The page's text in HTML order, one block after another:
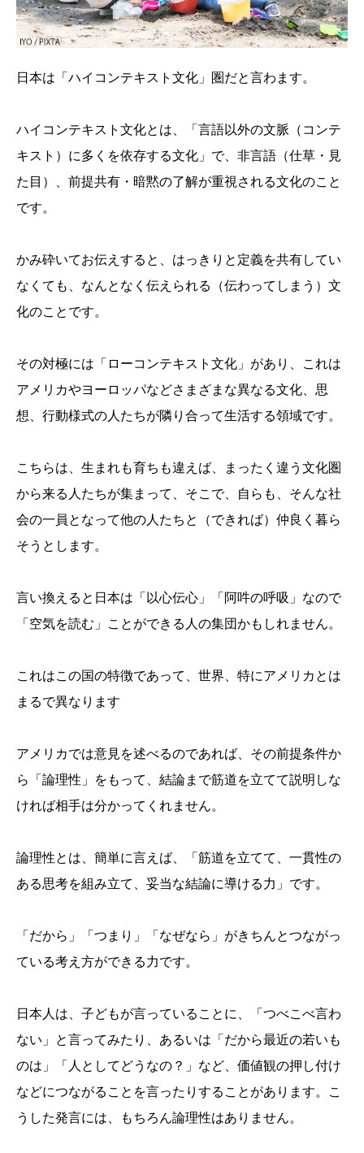
日本は「ハイコンテキスト文化」圏だと言わます。
ハイコンテキスト文化とは、「言語以外の文脈（コンテ
キスト）に多くを依存する文化」で、非言語（仕草・見
た目）、前提共有・暗黙の了解が重視される文化のこと
です。
かみ砕いてお伝えすると、はっきりと定義を共有してい
なくても、なんとなく伝えられる（伝わってしまう）文
化のことです。
その対極には「ローコンテキスト文化」があり、これは
アメリカやヨーロッパなどさまざまな異なる文化、思
想、行動様式の人たちが隣り合って生活する領域です。
こちらは、生まれも育ちも違えば、まったく違う文化圏
から来る人たちが集まって、そこで、自らも、そんな社
会の一員となって他の人たちと（できれば）仲良く暮ら
そうとします。
言い換えると日本は「以心伝心」「阿吽の呼吸」なので
「空気を読む」ことができる人の集団かもしれません。
これはこの国の特徴であって、世界、特にアメリカとは
まるで異なります
アメリカでは意見を述べるのであれば、その前提条件か
ら「論理性」をもって、結論まで筋道を立てて説明しな
ければ相手は分かってくれません。
論理性とは、簡単に言えば、「筋道を立てて、一貫性の
ある思考を組み立て、妥当な結論に導ける力」です。
「だから」「つまり」「なぜなら」がきちんとつながっ
ている考え方ができる力です。
日本人は、子どもが言っていることに、「つべこべ言わ
ない」と言ってみたり、あるいは「だから最近の若いも
のは」「人としてどうなの？」など、価値観の押し付け
などにつながることを言ったりすることがあります。こ
うした発言には、もちろん論理性はありません。